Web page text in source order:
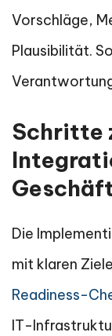
Vorschläge,
Plausibilität.
Schritte
Die
mit klaren
Readiness-
IT-